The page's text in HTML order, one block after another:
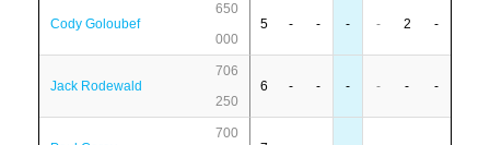
Cody Goloubef
650
000
5 - - - - 2 -
Jack Rodewald
706
250
6 - - - - - -
700